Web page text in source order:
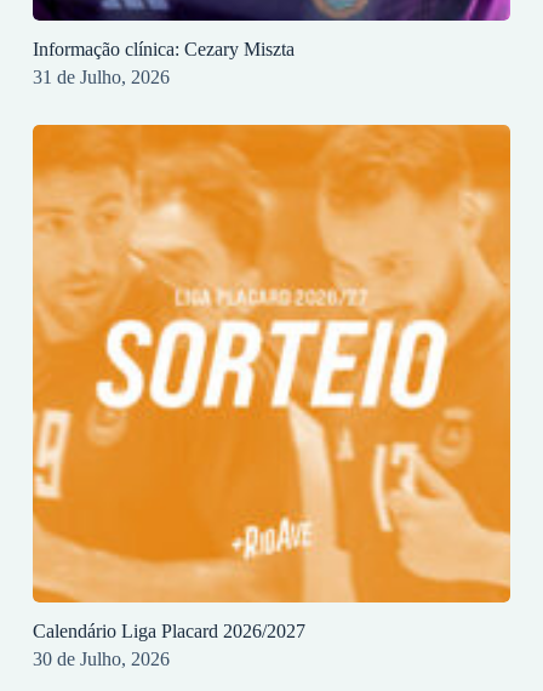
Informação clínica: Cezary Miszta
31 de Julho, 2026
Calendário Liga Placard 2026/2027
30 de Julho, 2026